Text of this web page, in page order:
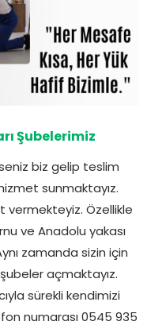
Şubelerimiz
biz gelip teslim
sunmaktayız.
vermekteyiz. Özellikle
ve Anadolu yakası
zamanda sizin için
açmaktayız.
sürekli kendimizi
numarası 0545 935